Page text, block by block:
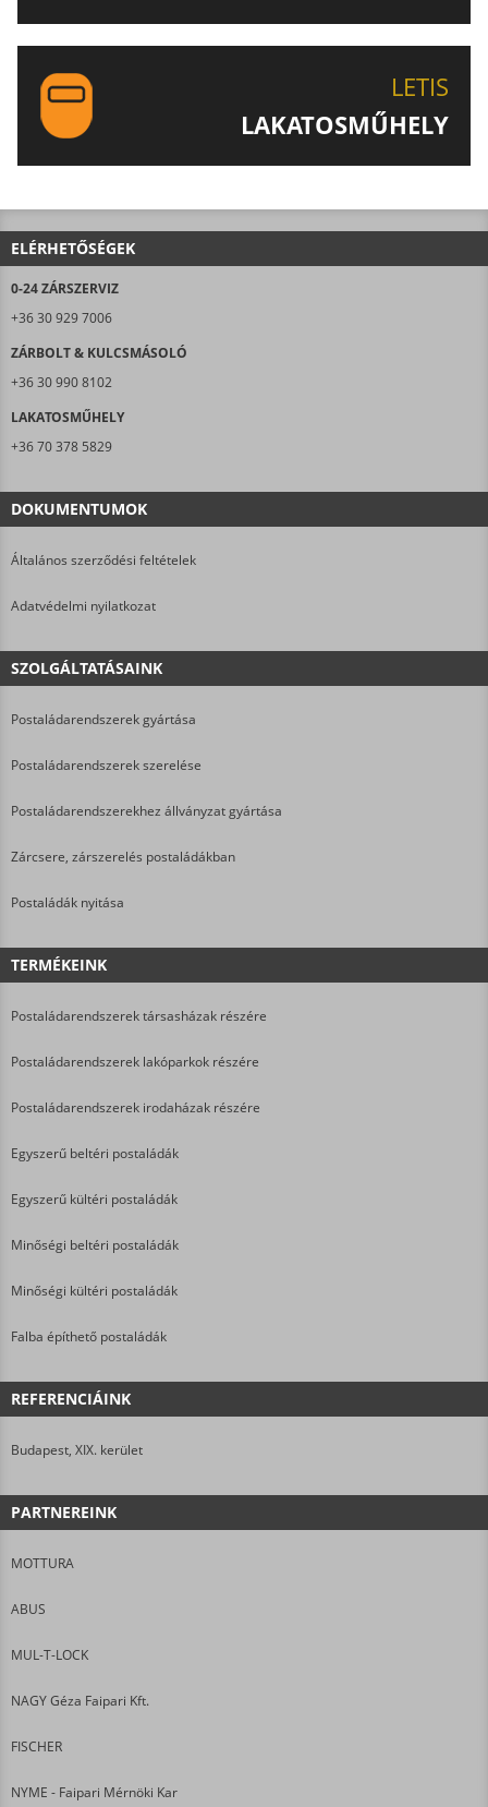
LETIS
LAKATOSMŰHELY
ELÉRHETŐSÉGEK
0-24 ZÁRSZERVIZ
+36 30 929 7006
ZÁRBOLT & KULCSMÁSOLÓ
+36 30 990 8102
LAKATOSMŰHELY
+36 70 378 5829
DOKUMENTUMOK
Általános szerződési feltételek
Adatvédelmi nyilatkozat
SZOLGÁLTATÁSAINK
Postaládarendszerek gyártása
Postaládarendszerek szerelése
Postaládarendszerekhez állványzat gyártása
Zárcsere, zárszerelés postaládákban
Postaládák nyitása
TERMÉKEINK
Postaládarendszerek társasházak részére
Postaládarendszerek lakóparkok részére
Postaládarendszerek irodaházak részére
Egyszerű beltéri postaládák
Egyszerű kültéri postaládák
Minőségi beltéri postaládák
Minőségi kültéri postaládák
Falba építhető postaládák
REFERENCIÁINK
Budapest, XIX. kerület
PARTNEREINK
MOTTURA
ABUS
MUL-T-LOCK
NAGY Géza Faipari Kft.
FISCHER
NYME - Faipari Mérnöki Kar